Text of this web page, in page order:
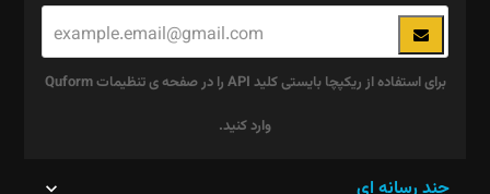
برای استفاده از ریکپچا بایستی کلید API را در صفحه ی تنظیمات Quform
وارد کنید.